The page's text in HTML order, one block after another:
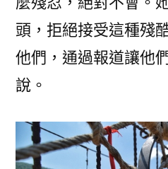
頭，拒絕接受這種殘
他們，通過報道讓他
說。